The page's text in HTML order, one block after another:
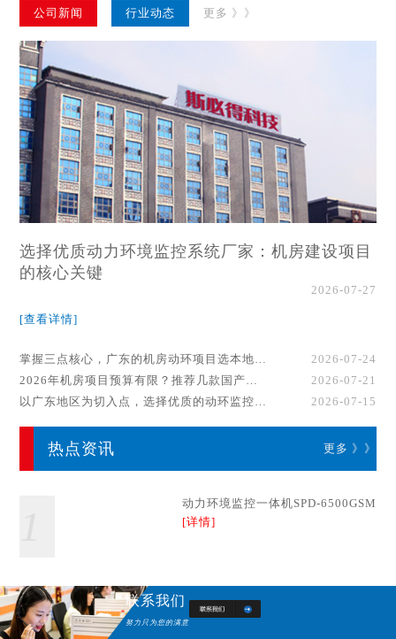
公司新闻 行业动态 更多 》》
选择优质动力环境监控系统厂家：机房建设项目
的核心关键
2026-07-27
[查看详情]
掌握三点核心，广东的机房动环项目选本地厂家事半功倍！
2026-07-24
2026年机房项目预算有限？推荐几款国产动环监控系统品牌
2026-07-21
以广东地区为切入点，选择优质的动环监控系统厂家
2026-07-15
热点资讯 更多 》》
动力环境监控一体机SPD-6500GSM
[详情]
联系我们
努力只为您的满意